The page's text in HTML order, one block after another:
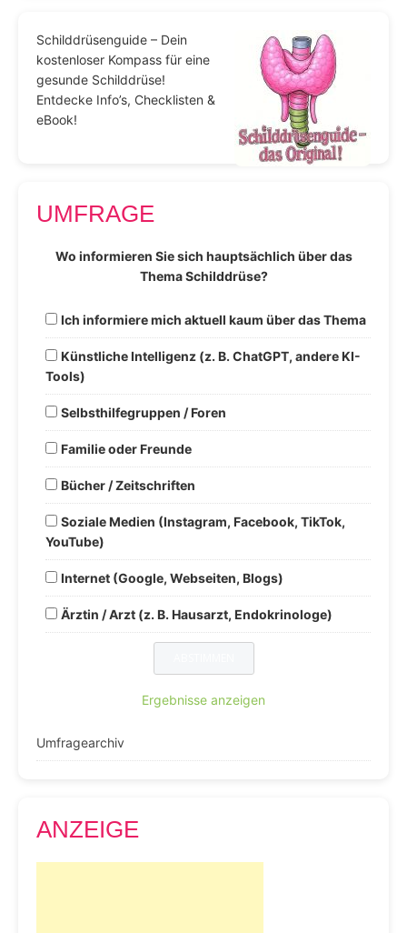
Schilddrüsenguide – Dein
kostenloser Kompass für eine
gesunde Schilddrüse!
Entdecke Info’s, Checklisten &
eBook!
UMFRAGE
Wo informieren Sie sich hauptsächlich über das
Thema Schilddrüse?
Ich informiere mich aktuell kaum über das Thema
Künstliche Intelligenz (z. B. ChatGPT, andere KI-
Tools)
Selbsthilfegruppen / Foren
Familie oder Freunde
Bücher / Zeitschriften
Soziale Medien (Instagram, Facebook, TikTok,
YouTube)
Internet (Google, Webseiten, Blogs)
Ärztin / Arzt (z. B. Hausarzt, Endokrinologe)
Ergebnisse anzeigen
Umfragearchiv
ANZEIGE